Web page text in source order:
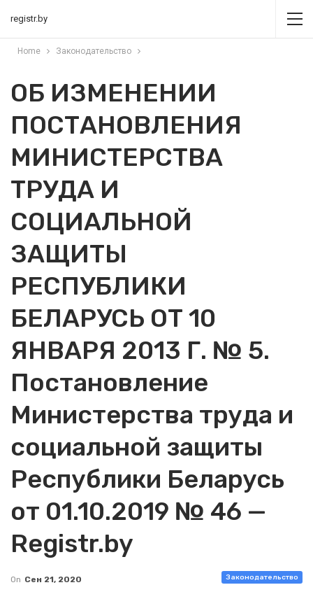
registr.by
Home Законодательство
ОБ ИЗМЕНЕНИИ
ПОСТАНОВЛЕНИЯ
МИНИСТЕРСТВА
ТРУДА И
СОЦИАЛЬНОЙ
ЗАЩИТЫ
РЕСПУБЛИКИ
БЕЛАРУСЬ ОТ 10
ЯНВАРЯ 2013 Г. № 5.
Постановление
Министерства труда и
социальной защиты
Республики Беларусь
от 01.10.2019 № 46 —
Registr.by
Законодательство
On Сен 21, 2020